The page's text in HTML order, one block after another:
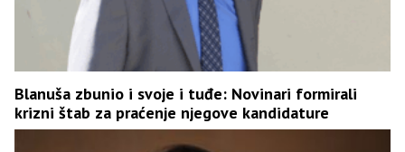
Blanuša zbunio i svoje i tuđe: Novinari formirali
krizni štab za praćenje njegove kandidature